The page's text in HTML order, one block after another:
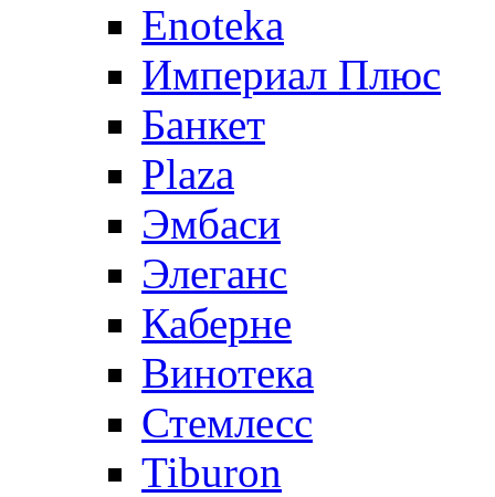
Enoteka
Империал Плюс
Банкет
Plaza
Эмбаси
Элеганс
Каберне
Винотека
Стемлесс
Tiburon